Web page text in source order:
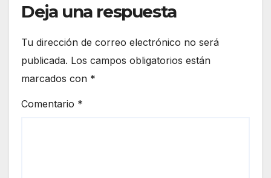
Deja una respuesta
Tu dirección de correo electrónico no será
publicada. Los campos obligatorios están
marcados con *
Comentario *